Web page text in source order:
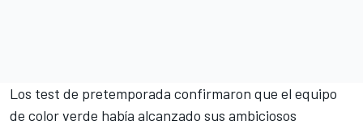
Los test de pretemporada confirmaron que el equipo
de color verde había alcanzado sus ambiciosos